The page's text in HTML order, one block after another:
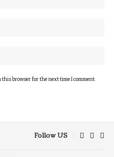
this browser for the next time I comment.
Follow US